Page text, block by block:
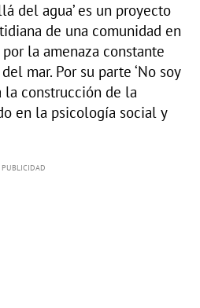
del agua’ es un proyecto
de una comunidad en
la amenaza constante
mar. Por su parte ‘No soy
la construcción de la
en la psicología social y